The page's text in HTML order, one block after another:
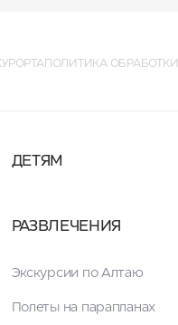
ПОЛИТИКА
ДЕТЯМ
РАЗВЛЕЧЕНИЯ
Экскурсии по Алтаю
Полеты на парапланах